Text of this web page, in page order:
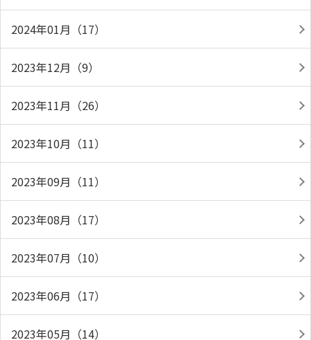
2024年01月（17）
2023年12月（9）
2023年11月（26）
2023年10月（11）
2023年09月（11）
2023年08月（17）
2023年07月（10）
2023年06月（17）
2023年05月（14）